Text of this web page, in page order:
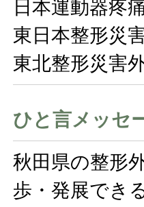
日本運動器疼
東日本整形災
東北整形災害
ひと言メッセ
秋田県の整形
歩・発展でき